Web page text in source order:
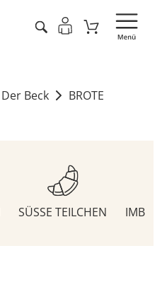
Der Beck
BROTE
SÜSSE TEILCHEN